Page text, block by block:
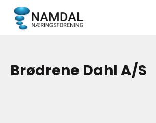
Brødrene Dahl A/S